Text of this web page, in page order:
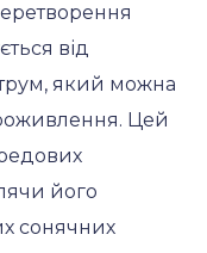
від
який можна
Цей
його
сонячних